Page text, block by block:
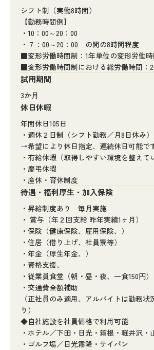
シフト制（実働8時間）
【勤務時間例】
・10：00～20：00
・７：00～20：00 の間の8時間程度
■変形労働時間制：1年単位の変形労働
■変形労働時間制における総労働時間：
試用期間
3か月
休日休暇
年間休日105日
・週休２日制（シフト勤務／月8日休み）
→希望により休日指定、連続休日可能で
・有給休暇（取得しやすい環境を整えて
・慶弔休暇
・産休・育休制度
待遇・福利厚生・加入保険
・昇給制度あり 毎月実施
・ 賞与（年２回支給 昨年実績1ヶ月）
・保険（健康保険、雇用保険、）
・住居（借り上げ、社員寮等）
・年金（厚生年金、）
・資格支援、
・従業員食堂（朝・昼・夜、一食150円）
・交通費全額補助
（正社員のみ適用、アルバイトは勤務状
り）
◆自社施設を社員価格で利用可能
・ホテル／下田・日光・箱根・軽井沢・
・ゴルフ場／日光霧降・サイパン